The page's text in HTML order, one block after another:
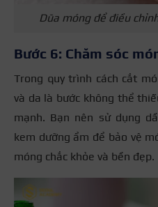
Dũa móng để điều
Bước 6: Chăm sóc
Trong quy trình cách cắt
và da là bước không thể
mạnh. Bạn nên sử dụng
kem dưỡng ẩm để bảo vệ
móng chắc khỏe và bền đẹp.